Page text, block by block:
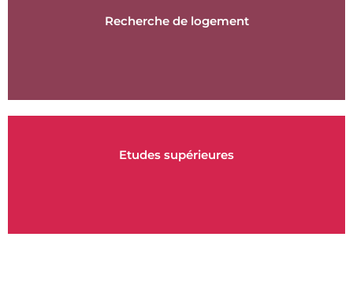
Recherche de logement
Etudes supérieures